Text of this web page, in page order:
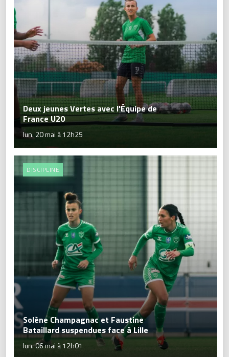
Deux jeunes Vertes avec l'Équipe de
France U20
lun. 20 mai à 12h25
DISCIPLINE
Solène Champagnac et Faustine
Bataillard suspendues face à Lille
lun. 06 mai à 12h01